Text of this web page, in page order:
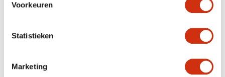
Voorkeuren
Statistieken
Marketing